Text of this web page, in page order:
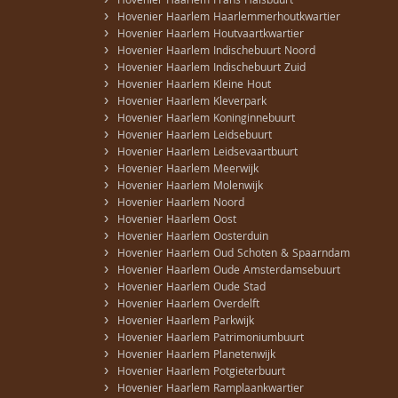
› Hovenier Haarlem Haarlemmerhoutkwartier
› Hovenier Haarlem Houtvaartkwartier
› Hovenier Haarlem Indischebuurt Noord
› Hovenier Haarlem Indischebuurt Zuid
› Hovenier Haarlem Kleine Hout
› Hovenier Haarlem Kleverpark
› Hovenier Haarlem Koninginnebuurt
› Hovenier Haarlem Leidsebuurt
› Hovenier Haarlem Leidsevaartbuurt
› Hovenier Haarlem Meerwijk
› Hovenier Haarlem Molenwijk
› Hovenier Haarlem Noord
› Hovenier Haarlem Oost
› Hovenier Haarlem Oosterduin
› Hovenier Haarlem Oud Schoten & Spaarndam
› Hovenier Haarlem Oude Amsterdamsebuurt
› Hovenier Haarlem Oude Stad
› Hovenier Haarlem Overdelft
› Hovenier Haarlem Parkwijk
› Hovenier Haarlem Patrimoniumbuurt
› Hovenier Haarlem Planetenwijk
› Hovenier Haarlem Potgieterbuurt
› Hovenier Haarlem Ramplaankwartier